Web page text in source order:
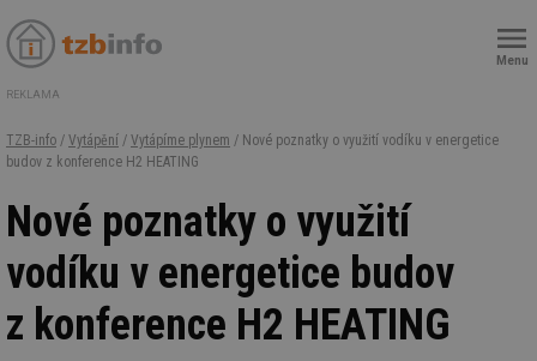
Menu
REKLAMA
TZB-info / Vytápění / Vytápíme plynem / Nové poznatky o využití vodíku v energetice
budov z konference H2 HEATING
Nové poznatky o využití
vodíku v energetice budov
z konference H2 HEATING